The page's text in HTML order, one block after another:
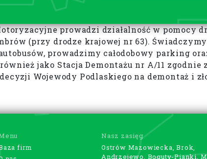
prowadzi działalność w pomocy
(przy drodze krajowej nr 63).
prowadzimy całodobowy parking
jako Stacja Demontażu nr A/11
Wojewody Podlaskiego na demontaż i
firm
Nasz zasięg
Ostrów Mazowiecka, Brok,
Andrzejewo, Boguty-Pianki,